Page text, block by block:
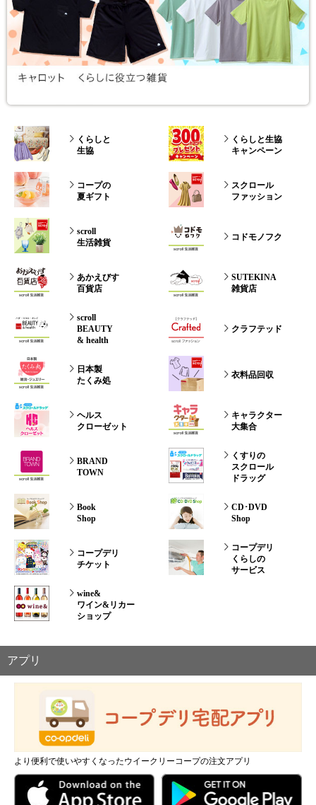
くらしと
生協
くらしと生協
キャンペーン
コープの
夏ギフト
スクロール
ファッション
scroll
生活雑貨
コドモノフク
あかえびす
百貨店
SUTEKINA
雑貨店
scroll
BEAUTY
& health
クラフテッド
日本製
たくみ処
衣料品回収
ヘルス
クローゼット
キャラクター
大集合
BRAND
TOWN
くすりの
スクロール
ドラッグ
Book
Shop
CD･DVD
Shop
コープデリ
チケット
コープデリ
くらしの
サービス
wine&
ワイン&リカー
ショップ
アプリ
より便利で使いやすくなったウイークリーコープの注文アプリ